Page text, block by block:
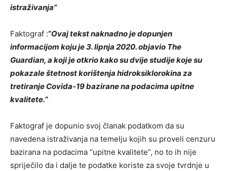
istraživanja”
Faktograf :“Ovaj tekst naknadno je dopunjen
informacijom koju je 3. lipnja 2020. objavio The
Guardian, a koji je otkrio kako su dvije studije koje su
pokazale štetnost korištenja hidroksiklorokina za
tretiranje Covida-19 bazirane na podacima upitne
kvalitete.“
Faktograf je dopunio svoj članak podatkom da su
navedena istraživanja na temelju kojih su proveli cenzuru
bazirana na podacima “upitne kvalitete”, no to ih nije
spriječilo da i dalje te podatke koriste za svoje tvrdnje u